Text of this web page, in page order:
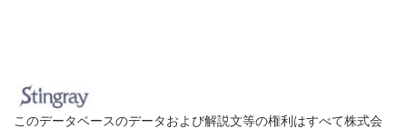
このデータベースのデータおよび解説文等の権利はすべて株式会